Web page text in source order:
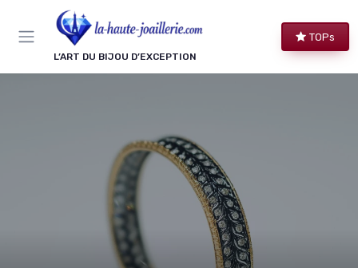
L’ART DU BIJOU D’EXCEPTION
TOPs
Panneau de gestion des cookies